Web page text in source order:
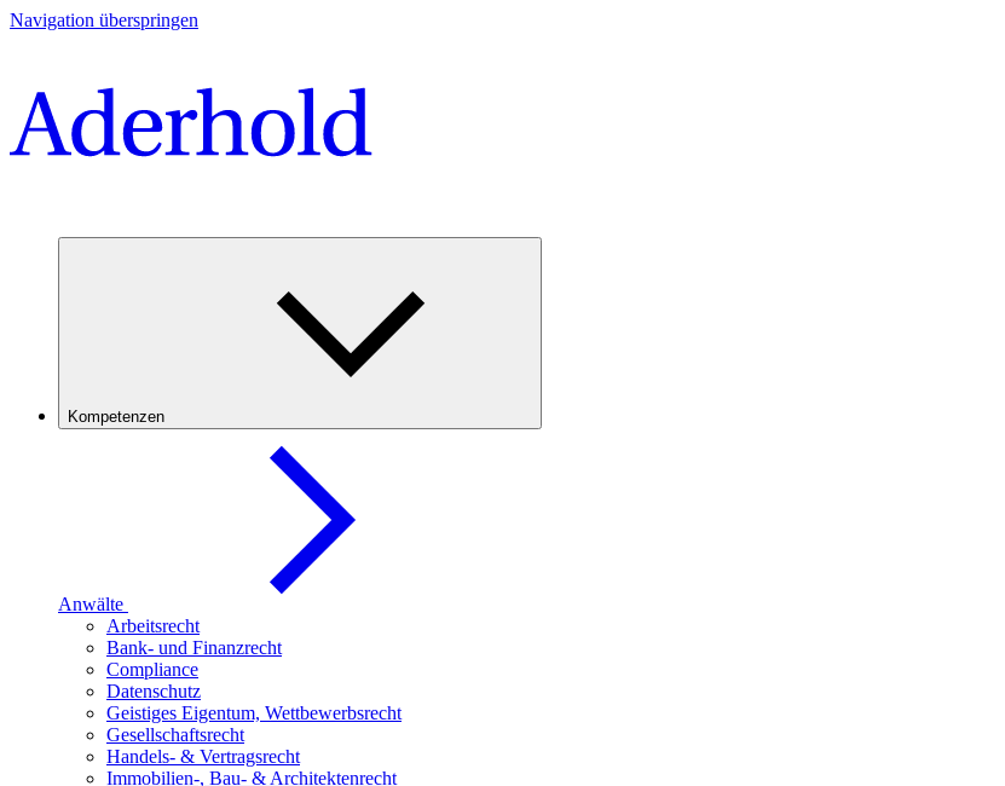
Navigation überspringen
Kompetenzen
Anwälte
Arbeitsrecht
Bank- und Finanzrecht
Compliance
Datenschutz
Geistiges Eigentum, Wettbewerbsrecht
Gesellschaftsrecht
Handels- & Vertragsrecht
Immobilien-, Bau- & Architektenrecht